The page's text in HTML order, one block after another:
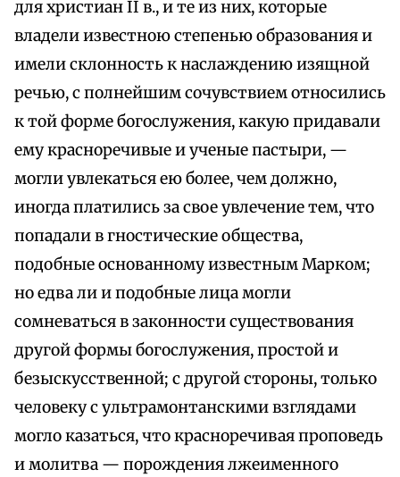
для христиан II в., и те из них, которые
владели известною степенью образования и
имели склонность к наслаждению изящной
речью, с полнейшим сочувствием относились
к той форме богослужения, какую придавали
ему красноречивые и ученые пастыри, —
могли увлекаться ею более, чем должно,
иногда платились за свое увлечение тем, что
попадали в гностические общества,
подобные основанному известным Марком;
но едва ли и подобные лица могли
сомневаться в законности существования
другой формы богослужения, простой и
безыскусственной; с другой стороны, только
человеку с ультрамонтанскими взглядами
могло казаться, что красноречивая проповедь
и молитва — порождения лжеименного